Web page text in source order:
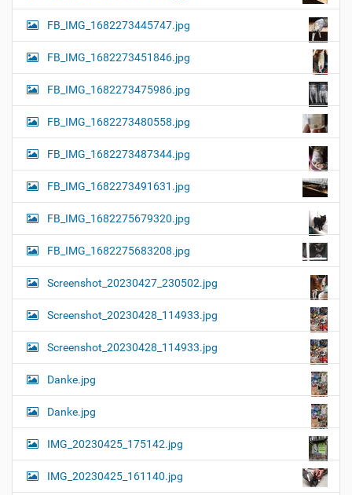
FB_IMG_1682273445747.jpg
FB_IMG_1682273451846.jpg
FB_IMG_1682273475986.jpg
FB_IMG_1682273480558.jpg
FB_IMG_1682273487344.jpg
FB_IMG_1682273491631.jpg
FB_IMG_1682275679320.jpg
FB_IMG_1682275683208.jpg
Screenshot_20230427_230502.jpg
Screenshot_20230428_114933.jpg
Screenshot_20230428_114933.jpg
Danke.jpg
Danke.jpg
IMG_20230425_175142.jpg
IMG_20230425_161140.jpg